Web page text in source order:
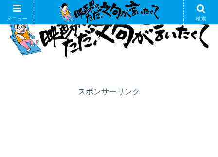
スポンサーリンク
メニュー 検索